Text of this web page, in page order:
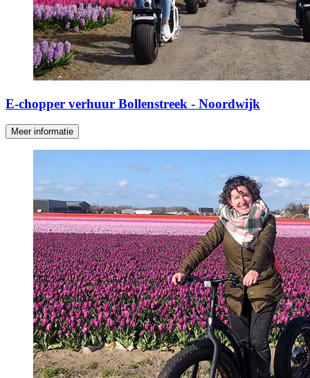
E-chopper verhuur Bollenstreek - Noordwijk
Meer informatie